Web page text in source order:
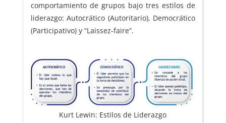
comportamiento de grupos bajo tres estilos de
liderazgo: Autocrático (Autoritario), Democrático
(Participativo) y “Laissez-faire”.
Kurt Lewin: Estilos de Liderazgo